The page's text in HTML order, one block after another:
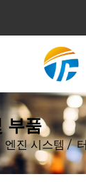
부품
엔진 시스템/